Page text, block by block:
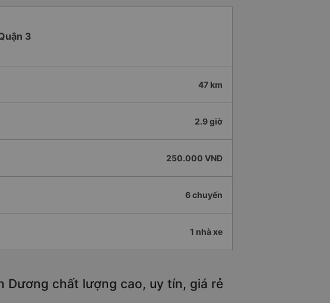
3
47 km
2.9 giờ
250.000 VNĐ
6 chuyến
1 nhà xe
Dương chất lượng cao, uy tín, giá rẻ